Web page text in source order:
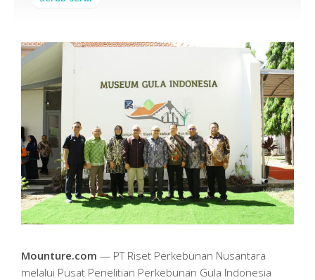
Mounture.com — PT Riset Perkebunan Nusantara
melalui Pusat Penelitian Perkebunan Gula Indonesia